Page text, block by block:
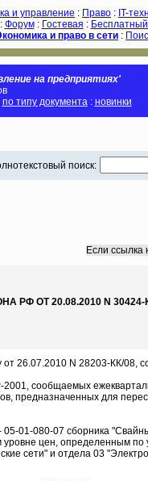
и управление : Право : IT-
Форум: Гостевая : Бесплатный
и право в сети :
на предприятиях'
по типу документа: новинки
поиск:
Если ссылка
ОТ 20.08.2010 N 30424-
26.07.2010 N 28203-КК/08,
сообщаемых
предназначенных для
01-080-07 сборника
цен, определенным
сети" и отдела 03